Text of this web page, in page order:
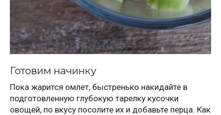
Готовим начинку
Пока жарится омлет, быстренько накидайте в
подготовленную глубокую тарелку кусочки
овощей, по вкусу посолите их и добавьте перца. Как